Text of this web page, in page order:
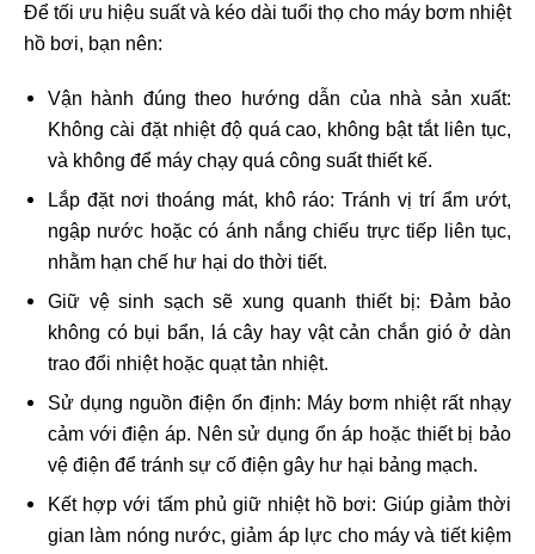
Để tối ưu hiệu suất và kéo dài tuổi thọ cho máy bơm nhiệt
hồ bơi, bạn nên:
Vận hành đúng theo hướng dẫn của nhà sản xuất:
Không cài đặt nhiệt độ quá cao, không bật tắt liên tục,
và không để máy chạy quá công suất thiết kế.
Lắp đặt nơi thoáng mát, khô ráo: Tránh vị trí ẩm ướt,
ngập nước hoặc có ánh nắng chiếu trực tiếp liên tục,
nhằm hạn chế hư hại do thời tiết.
Giữ vệ sinh sạch sẽ xung quanh thiết bị: Đảm bảo
không có bụi bẩn, lá cây hay vật cản chắn gió ở dàn
trao đổi nhiệt hoặc quạt tản nhiệt.
Sử dụng nguồn điện ổn định: Máy bơm nhiệt rất nhạy
cảm với điện áp. Nên sử dụng ổn áp hoặc thiết bị bảo
vệ điện để tránh sự cố điện gây hư hại bảng mạch.
Kết hợp với tấm phủ giữ nhiệt hồ bơi: Giúp giảm thời
gian làm nóng nước, giảm áp lực cho máy và tiết kiệm